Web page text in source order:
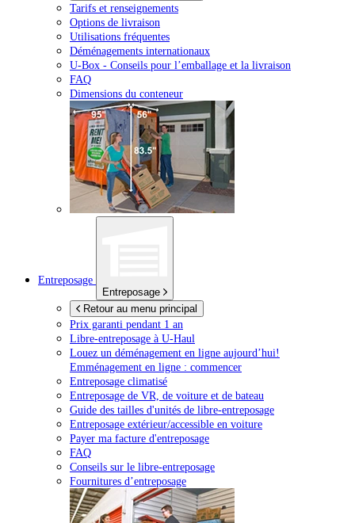
Tarifs et renseignements
Options de livraison
Utilisations fréquentes
Déménagements internationaux
U-Box - Conseils pour l’emballage et la livraison
FAQ
Dimensions du conteneur
Entreposage
Entreposage
Retour au menu principal
Prix garanti pendant 1 an
Libre-entreposage à U-Haul
Louez un déménagement en ligne aujourd’hui!
Emménagement en ligne : commencer
Entreposage climatisé
Entreposage de VR, de voiture et de bateau
Guide des tailles d'unités de libre-entreposage
Entreposage extérieur/accessible en voiture
Payer ma facture d'entreposage
FAQ
Conseils sur le libre-entreposage
Fournitures d’entreposage